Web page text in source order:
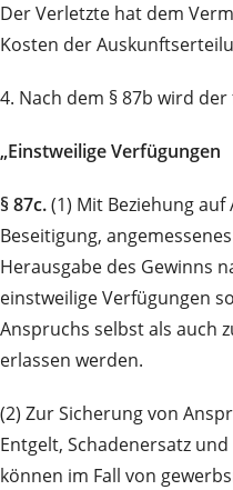
Der Verletzte hat dem
Kosten der
4. Nach dem § 87b wird
„Einstweilige Verfügungen
§ 87c.(1) Mit Beziehung
Beseitigung,
Herausgabe des Gewinns
einstweilige Verfügungen
Anspruchs selbst als auch
erlassen werden.
(2) Zur Sicherung von
Entgelt, Schadenersatz
können im Fall von